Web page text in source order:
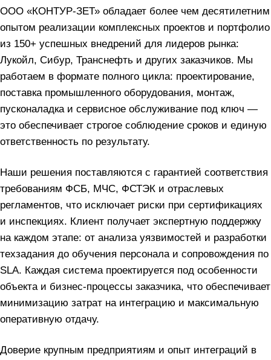
ООО «КОНТУР-ЗЕТ» обладает более чем десятилетним
опытом реализации комплексных проектов и портфолио
из 150+ успешных внедрений для лидеров рынка:
Лукойл, Сибур, Транснефть и других заказчиков. Мы
работаем в формате полного цикла: проектирование,
поставка промышленного оборудования, монтаж,
пусконаладка и сервисное обслуживание под ключ —
это обеспечивает строгое соблюдение сроков и единую
ответственность по результату.
Наши решения поставляются с гарантией соответствия
требованиям ФСБ, МЧС, ФСТЭК и отраслевых
регламентов, что исключает риски при сертификациях
и инспекциях. Клиент получает экспертную поддержку
на каждом этапе: от анализа уязвимостей и разработки
техзадания до обучения персонала и сопровождения по
SLA. Каждая система проектируется под особенности
объекта и бизнес‑процессы заказчика, что обеспечивает
минимизацию затрат на интеграцию и максимальную
оперативную отдачу.
Доверие крупным предприятиям и опыт интеграций в